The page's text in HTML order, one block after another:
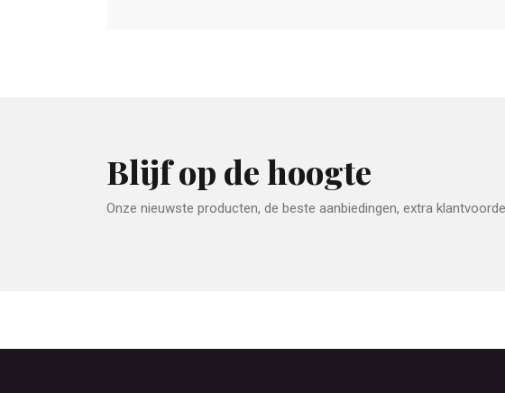
Blijf op de hoogte
Onze nieuwste producten, de beste aanbiedingen, extra